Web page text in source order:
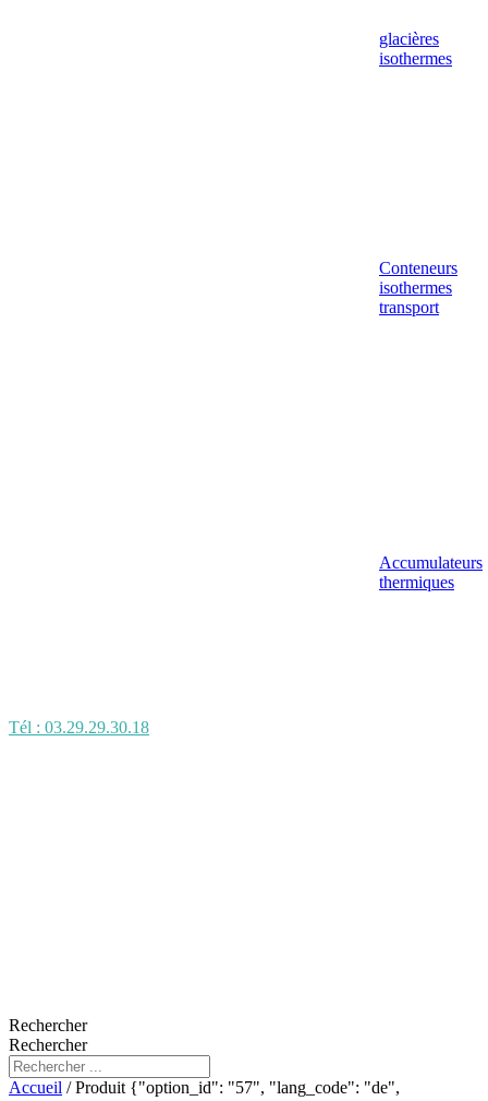
glacières
isothermes
Conteneurs
isothermes
transport
Accumulateurs
thermiques
Tél : 03.29.29.30.18
Rechercher
Rechercher
Accueil / Produit {"option_id": "57", "lang_code": "de",